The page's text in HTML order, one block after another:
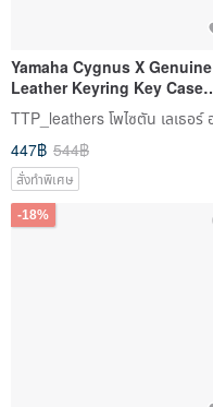
Yamaha Cygnus X Genuine
Leather Keyring Key Case
Motorcycle Key Cover Key
Pouch Leather Case
447฿ 544฿
สั่งทำพิเศษ
-18%